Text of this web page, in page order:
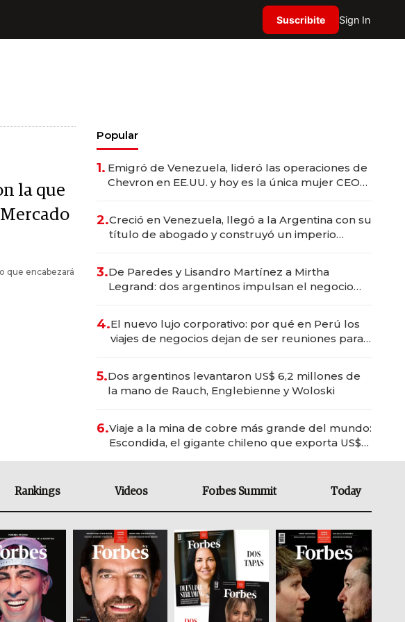
Suscribite Sign In
la que
que encabezará
Popular
1. Emigró de Venezuela, lideró las operaciones de
Chevron en EE.UU. y hoy es la única mujer CEO
2.Creció en Venezuela, llegó a la Argentina con su
título de abogado y construyó un imperio
3.De Paredes y Lisandro Martínez a Mirtha
Legrand: dos argentinos impulsan el negocio
4.El nuevo lujo corporativo: por qué en Perú los
viajes de negocios dejan de ser reuniones para
5.Dos argentinos levantaron US$ 6,2 millones de
la mano de Rauch, Englebienne y Woloski
6.Viaje a la mina de cobre más grande del mundo:
Escondida, el gigante chileno que exporta US$
Rankings Videos Forbes Summit Today